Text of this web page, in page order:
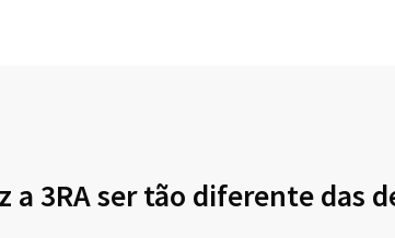
a 3RA ser tão diferente das